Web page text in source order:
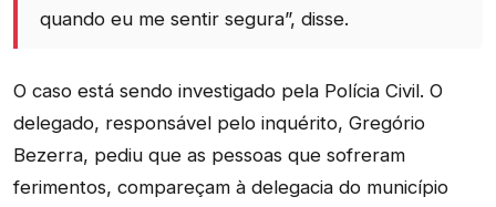
quando eu me sentir segura”, disse.
O caso está sendo investigado pela Polícia Civil. O
delegado, responsável pelo inquérito, Gregório
Bezerra, pediu que as pessoas que sofreram
ferimentos, compareçam à delegacia do município